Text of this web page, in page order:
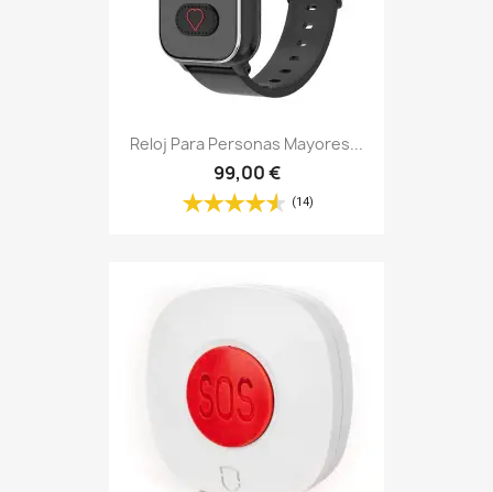
Reloj Para Personas Mayores...
99,00 €
(14)